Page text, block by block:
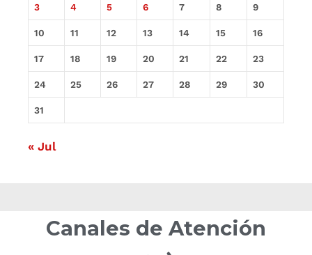
3 4 5 6 7 8 9
10 11 12 13 14 15 16
17 18 19 20 21 22 23
24 25 26 27 28 29 30
31
« Jul
Canales de Atención